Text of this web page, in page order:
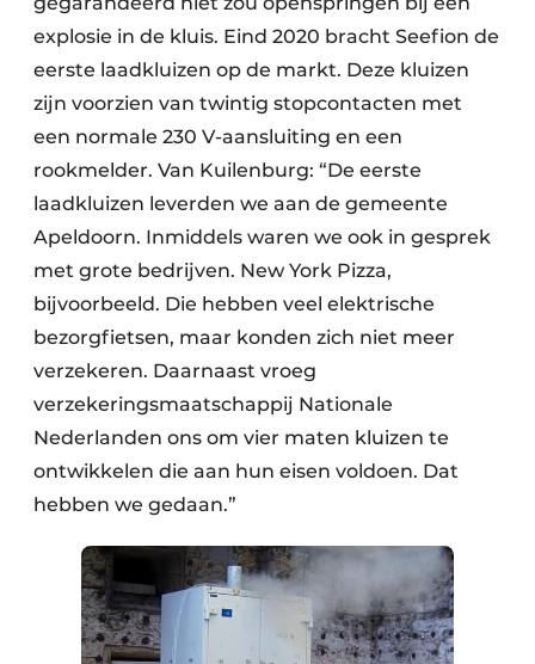
explosie in de kluis. Eind 2020 bracht Seefion de
eerste laadkluizen op de markt. Deze kluizen
zijn voorzien van twintig stopcontacten met
een normale 230 V-aansluiting en een
rookmelder. Van Kuilenburg: “De eerste
laadkluizen leverden we aan de gemeente
Apeldoorn. Inmiddels waren we ook in gesprek
met grote bedrijven. New York Pizza,
bijvoorbeeld. Die hebben veel elektrische
bezorgfietsen, maar konden zich niet meer
verzekeren. Daarnaast vroeg
verzekeringsmaatschappij Nationale
Nederlanden ons om vier maten kluizen te
ontwikkelen die aan hun eisen voldoen. Dat
hebben we gedaan.”